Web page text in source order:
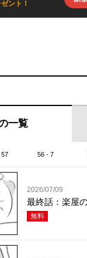
ント！
一覧
57 56 - 7
2026/07/09
最終話：楽屋
無料